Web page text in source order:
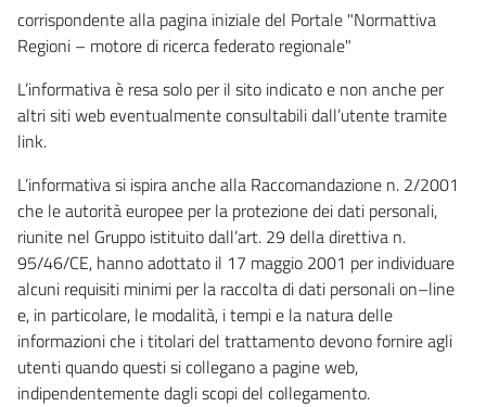
corrispondente alla pagina iniziale del Portale "Normattiva
Regioni – motore di ricerca federato regionale"
L’informativa è resa solo per il sito indicato e non anche per
altri siti web eventualmente consultabili dall’utente tramite
link.
L’informativa si ispira anche alla Raccomandazione n. 2/2001
che le autorità europee per la protezione dei dati personali,
riunite nel Gruppo istituito dall’art. 29 della direttiva n.
95/46/CE, hanno adottato il 17 maggio 2001 per individuare
alcuni requisiti minimi per la raccolta di dati personali on–line
e, in particolare, le modalità, i tempi e la natura delle
informazioni che i titolari del trattamento devono fornire agli
utenti quando questi si collegano a pagine web,
indipendentemente dagli scopi del collegamento.